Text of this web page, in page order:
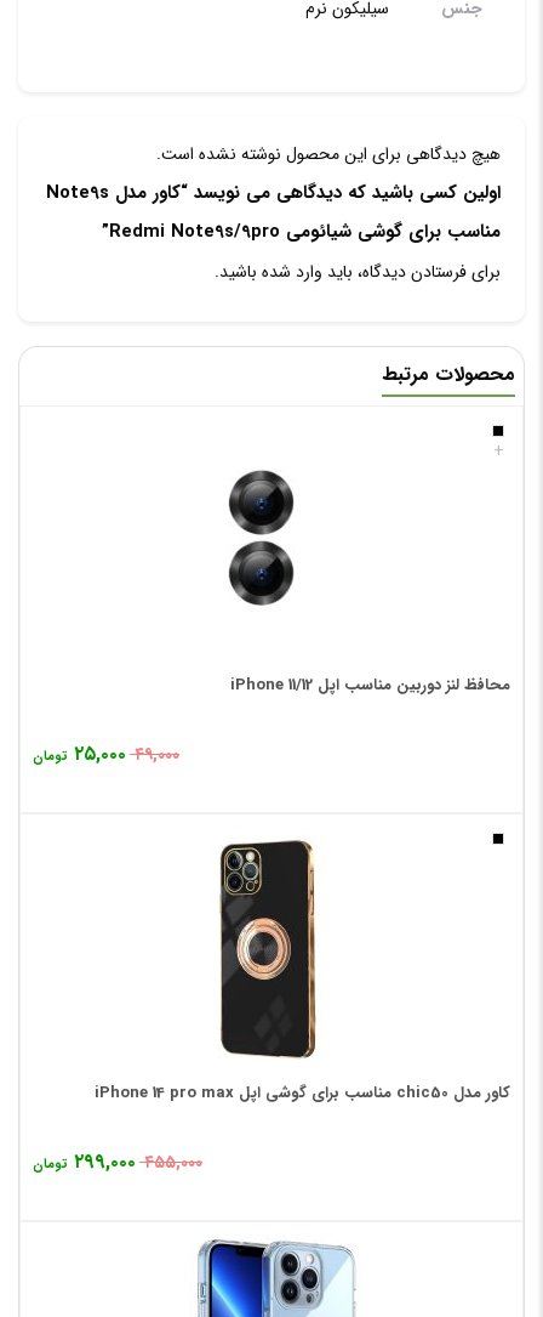
جنس سیلیکون نرم
هیچ دیدگاهی برای این محصول نوشته نشده است.
اولین کسی باشید که دیدگاهی می نویسد “کاور مدل Note9s
مناسب برای گوشی شیائومی Redmi Note9s/9pro”
برای فرستادن دیدگاه، باید وارد شده باشید.
محصولات مرتبط
محافظ لنز دوربین مناسب اپل 12/iPhone 11
۴۹,۰۰۰ ۲۵,۰۰۰ تومان
+
کاور مدل chic50 مناسب برای گوشی اپل iPhone 14 pro max
۴۵۵,۰۰۰ ۲۹۹,۰۰۰ تومان